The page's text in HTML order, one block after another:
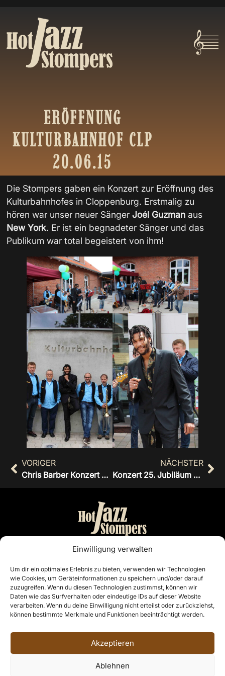
Einwilligung verwalten
Um dir ein optimales Erlebnis zu bieten, verwenden wir Technologien
wie Cookies, um Geräteinformationen zu speichern und/oder darauf
zuzugreifen. Wenn du diesen Technologien zustimmst, können wir
Daten wie das Surfverhalten oder eindeutige IDs auf dieser Website
verarbeiten. Wenn du deine Einwilligung nicht erteilst oder zurückziehst,
können bestimmte Merkmale und Funktionen beeinträchtigt werden.
Akzeptieren
Ablehnen
ERÖFFNUNG
KULTURBAHNHOF CLP
20.06.15
Die Stompers gaben ein Konzert zur Eröffnung des
Kulturbahnhofes in Cloppenburg. Erstmalig zu
hören war unser neuer SängerJoél Guzman aus
New York. Er ist ein begnadeter Sänger und das
Publikum war total begeistert von ihm!
VORIGER
Chris Barber Konzert Leer 24.04.15
NÄCHSTER
Konzert 25. Jubiläum Stadthalle CLP 10.01.16
Cloppenburg
Telefon: 04441 7468
E-Mail:info@hotjazzstompers.de
Impressum
Datenschutzerklärung